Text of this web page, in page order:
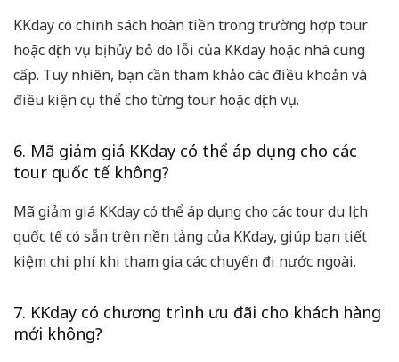
KKday có chính sách hoàn tiền trong trường hợp tour
hoặc dịch vụ bị hủy bỏ do lỗi của KKday hoặc nhà cung
cấp. Tuy nhiên, bạn cần tham khảo các điều khoản và
điều kiện cụ thể cho từng tour hoặc dịch vụ.
6. Mã giảm giá KKday có thể áp dụng cho các
tour quốc tế không?
Mã giảm giá KKday có thể áp dụng cho các tour du lịch
quốc tế có sẵn trên nền tảng của KKday, giúp bạn tiết
kiệm chi phí khi tham gia các chuyến đi nước ngoài.
7. KKday có chương trình ưu đãi cho khách hàng
mới không?